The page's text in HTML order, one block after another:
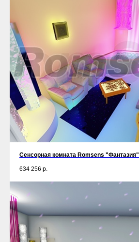
Сенсорная комната Romsens "Фантазия"
634 256 р.